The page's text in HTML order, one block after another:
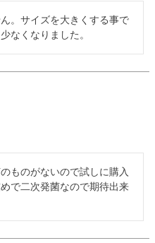
。サイズを大きくする事で
なくなりました。
ものがないので試しに購入
で二次発菌なので期待出来